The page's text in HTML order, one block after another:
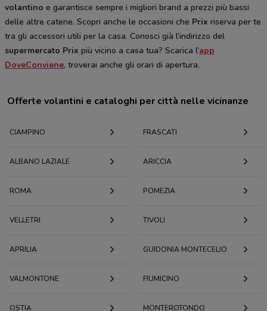
volantino e garantisce sempre i migliori brand a prezzi più bassi
delle altre catene. Scopri anche le occasioni che Prix riserva per te
tra gli accessori utili per la casa. Conosci già l’indirizzo del
supermercato Prix più vicino a casa tua? Scarica l’app
DoveConviene, troverai anche gli orari di apertura.
Offerte volantini e cataloghi per città nelle vicinanze
CIAMPINO FRASCATI
ALBANO LAZIALE ARICCIA
ROMA POMEZIA
VELLETRI TIVOLI
APRILIA GUIDONIA MONTECELIO
VALMONTONE FIUMICINO
OSTIA MONTEROTONDO